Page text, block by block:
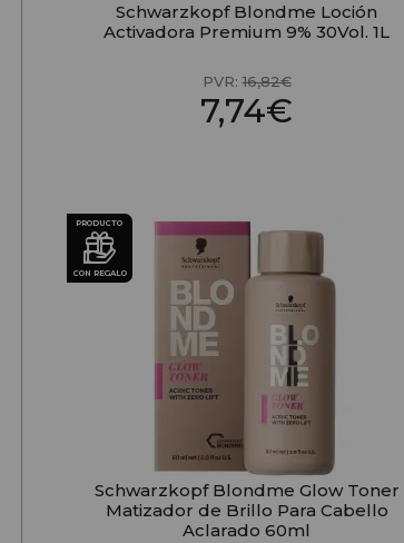
Schwarzkopf Blondme Loción
Activadora Premium 9% 30Vol. 1L
PVR:16,82€
7,74€
PRODUCTO
CON REGALO
Schwarzkopf Blondme Glow Toner
Matizador de Brillo Para Cabello
Aclarado 60ml